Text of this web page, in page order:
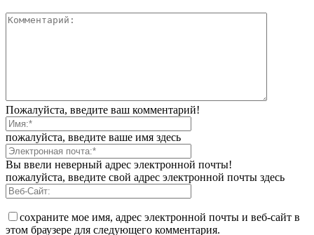
Пожалуйста, введите ваш комментарий!
пожалуйста, введите ваше имя здесь
Вы ввели неверный адрес электронной почты!
пожалуйста, введите свой адрес электронной почты здесь
сохраните мое имя, адрес электронной почты и веб-сайт в
этом браузере для следующего комментария.